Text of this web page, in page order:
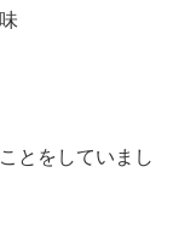
とをしていまし